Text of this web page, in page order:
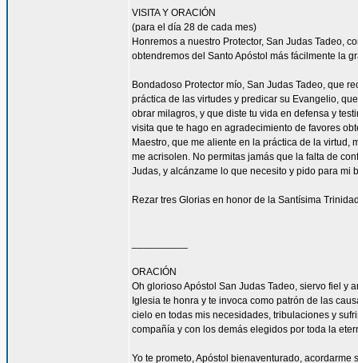
VISITA Y ORACIÓN
(para el día 28 de cada mes)
Honremos a nuestro Protector, San Judas Tadeo,
obtendremos del Santo Apóstol más fácilmente la
Bondadoso Protector mío, San Judas Tadeo, que
práctica de las virtudes y predicar su Evangelio,
obrar milagros, y que diste tu vida en defensa y
visita que te hago en agradecimiento de favores
Maestro, que me aliente en la práctica de la
me acrisolen. No permitas jamás que la falta de
Judas, y alcánzame lo que necesito y pido para mi
Rezar tres Glorias en honor de la Santísima
ORACIÓN
Oh glorioso Apóstol San Judas Tadeo, siervo fiel y
Iglesia te honra y te invoca como patrón de las
cielo en todas mis necesidades, tribulaciones y
compañía y con los demás elegidos por toda la
Yo te prometo, Apóstol bienaventurado,